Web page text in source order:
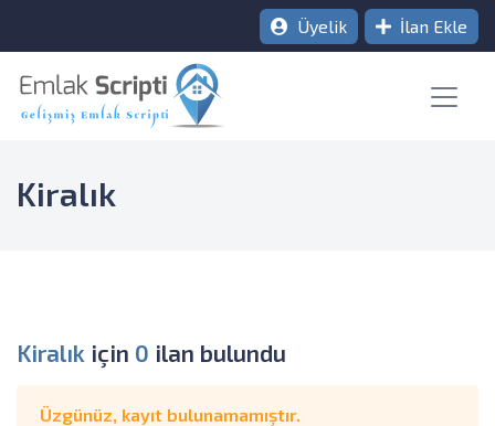
Üyelik İlan Ekle
Kiralık
Kiralık için 0 ilan bulundu
Üzgünüz, kayıt bulunamamıştır.